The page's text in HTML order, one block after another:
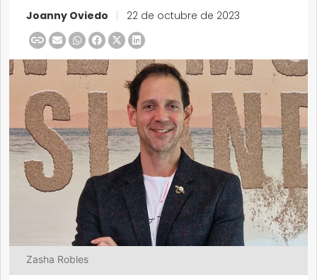
Joanny Oviedo 22 de octubre de 2023
Zasha Robles